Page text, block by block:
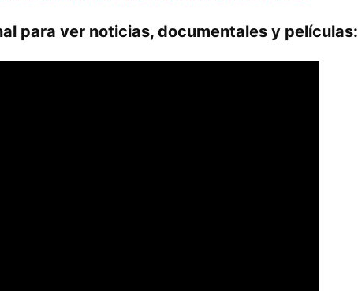
para ver noticias, documentales y películas: